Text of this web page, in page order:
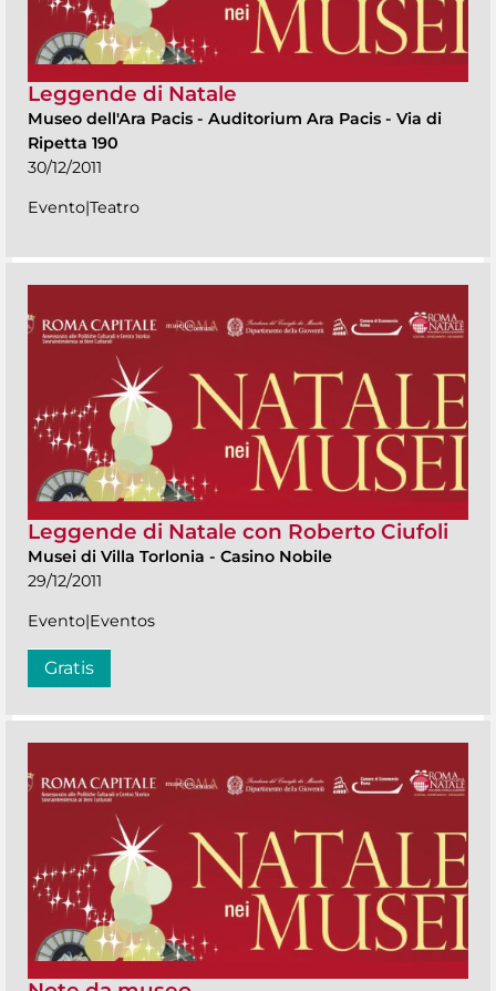
Leggende di Natale
Museo dell'Ara Pacis - Auditorium Ara Pacis - Via di
Ripetta 190
30/12/2011
Evento|Teatro
Leggende di Natale con Roberto Ciufoli
Musei di Villa Torlonia - Casino Nobile
29/12/2011
Evento|Eventos
Gratis